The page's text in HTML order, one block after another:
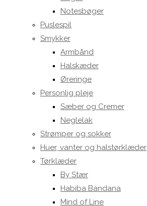
Notesbøger
Puslespil
Smykker
Armbånd
Halskæder
Øreringe
Personlig pleje
Sæber og Cremer
Neglelak
Strømper og sokker
Huer, vanter og halstørklæder
Tørklæder
By Stær
Habiba Bandana
Mind of Line